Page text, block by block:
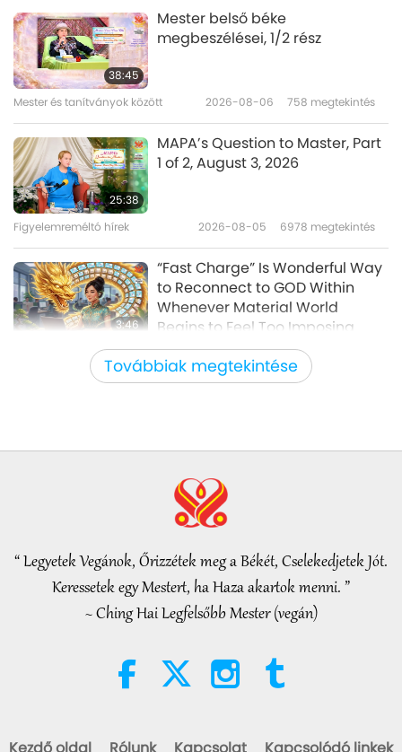
át
14:06
Visionary Artist Elen Ture
of 2
át
18:35
A Christmas Celebration -
(vegetarian), Part 1 of 5
át
Továbbiak megtekintése
38:45
Mester belső béke
megbeszélései, 1/2 rész
Mester és tanítványok között 2026-08-06 758 megtekintés
25:38
MAPA’s Question to Master, Part
1 of 2, August 3, 2026
Figyelemreméltó hírek 2026-08-05 6978 megtekintés
3:46
“Fast Charge” Is Wonderful Way
to Reconnect to GOD Within
Whenever Material World
Begins to Feel Too Imposing
Figyelemreméltó hírek 2026-08-05 1174
38:07
2026-08-05
22:27
Iszlám etika a vízről: válogatás a
Habits That Shape Your Bones
“ Legyetek Vegánok, Őrizzétek meg a Békét, Cselekedjetek Jót.
Keressetek egy Mestert, ha Haza akartok menni. ”
~ Ching Hai Legfelsőbb Mester (vegán)
Kezdő oldal Rólunk Kapcsolat Kapcsolódó linkek